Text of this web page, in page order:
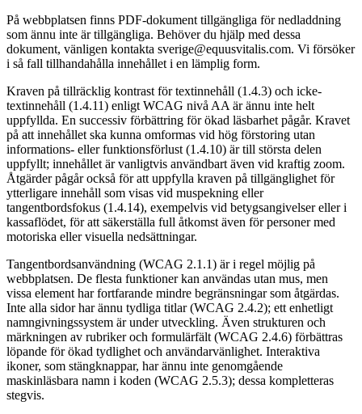
På webbplatsen finns PDF-dokument tillgängliga för nedladdning
som ännu inte är tillgängliga. Behöver du hjälp med dessa
dokument, vänligen kontakta sverige@equusvitalis.com. Vi försöker
i så fall tillhandahålla innehållet i en lämplig form.
Kraven på tillräcklig kontrast för textinnehåll (1.4.3) och icke-
textinnehåll (1.4.11) enligt WCAG nivå AA är ännu inte helt
uppfyllda. En successiv förbättring för ökad läsbarhet pågår. Kravet
på att innehållet ska kunna omformas vid hög förstoring utan
informations- eller funktionsförlust (1.4.10) är till största delen
uppfyllt; innehållet är vanligtvis användbart även vid kraftig zoom.
Åtgärder pågår också för att uppfylla kraven på tillgänglighet för
ytterligare innehåll som visas vid muspekning eller
tangentbordsfokus (1.4.14), exempelvis vid betygsangivelser eller i
kassaflödet, för att säkerställa full åtkomst även för personer med
motoriska eller visuella nedsättningar.
Tangentbordsanvändning (WCAG 2.1.1) är i regel möjlig på
webbplatsen. De flesta funktioner kan användas utan mus, men
vissa element har fortfarande mindre begränsningar som åtgärdas.
Inte alla sidor har ännu tydliga titlar (WCAG 2.4.2); ett enhetligt
namngivningssystem är under utveckling. Även strukturen och
märkningen av rubriker och formulärfält (WCAG 2.4.6) förbättras
löpande för ökad tydlighet och användarvänlighet. Interaktiva
ikoner, som stängknappar, har ännu inte genomgående
maskinläsbara namn i koden (WCAG 2.5.3); dessa kompletteras
stegvis.